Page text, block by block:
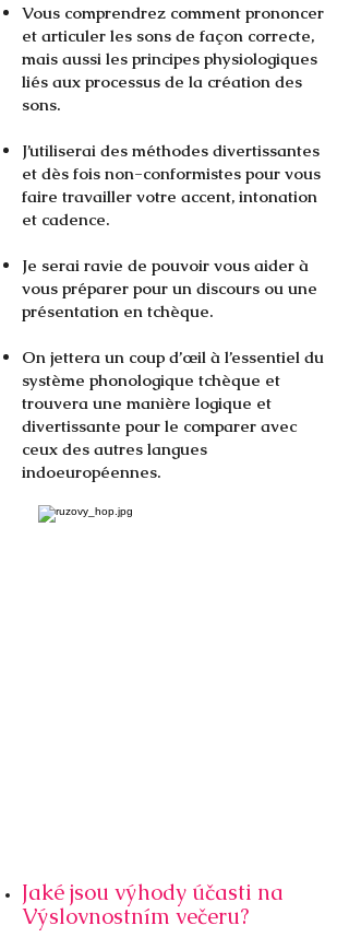
Vous comprendrez comment prononcer
et articuler les sons de façon correcte,
mais aussi les principes physiologiques
liés aux processus de la création des
sons.
J’utiliserai des méthodes divertissantes
et dès fois non-conformistes pour vous
faire travailler votre accent, intonation
et cadence.
Je serai ravie de pouvoir vous aider à
vous préparer pour un discours ou une
présentation en tchèque.
On jettera un coup d’œil à l’essentiel du
système phonologique tchèque et
trouvera une manière logique et
divertissante pour le comparer avec
ceux des autres langues
indoeuropéennes.
Jaké jsou výhody účasti na
Výslovnostním večeru?